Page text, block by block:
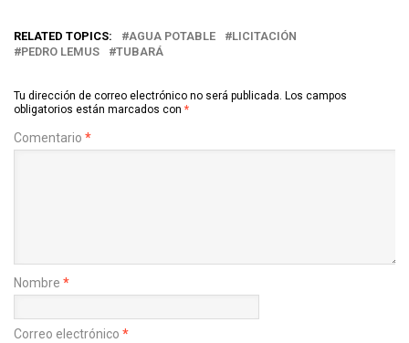
RELATED TOPICS: AGUA POTABLE
LICITACIÓN
PEDRO LEMUS
TUBARÁ
Tu dirección de correo electrónico no será publicada. Los campos
obligatorios están marcados con *
Comentario *
Nombre *
Correo electrónico *